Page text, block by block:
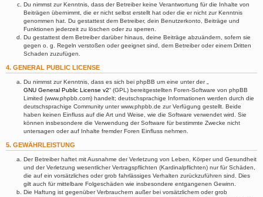
Du nimmst zur Kenntnis, dass der Betreiber keine Verantwortung für die Inhalte von
Beiträgen übernimmt, die er nicht selbst erstellt hat oder die er nicht zur Kenntnis
genommen hat. Du gestattest dem Betreiber, dein Benutzerkonto, Beiträge und
Funktionen jederzeit zu löschen oder zu sperren.
Du gestattest dem Betreiber darüber hinaus, deine Beiträge abzuändern, sofern sie
gegen o. g. Regeln verstoßen oder geeignet sind, dem Betreiber oder einem Dritten
Schaden zuzufügen.
4. GENERAL PUBLIC LICENSE
Du nimmst zur Kenntnis, dass es sich bei phpBB um eine unter der „
GNU General Public License v2“ (GPL) bereitgestellten Foren-Software von phpBB
Limited (www.phpbb.com) handelt; deutschsprachige Informationen werden durch die
deutschsprachige Community unter www.phpbb.de zur Verfügung gestellt. Beide
haben keinen Einfluss auf die Art und Weise, wie die Software verwendet wird. Sie
können insbesondere die Verwendung der Software für bestimmte Zwecke nicht
untersagen oder auf Inhalte fremder Foren Einfluss nehmen.
5. GEWÄHRLEISTUNG
Der Betreiber haftet mit Ausnahme der Verletzung von Leben, Körper und Gesundheit
und der Verletzung wesentlicher Vertragspflichten (Kardinalpflichten) nur für Schäden,
die auf ein vorsätzliches oder grob fahrlässiges Verhalten zurückzuführen sind. Dies
gilt auch für mittelbare Folgeschäden wie insbesondere entgangenen Gewinn.
Die Haftung ist gegenüber Verbrauchern außer bei vorsätzlichem oder grob